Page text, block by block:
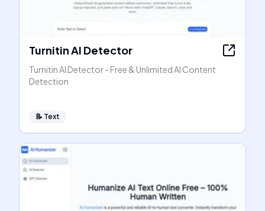
Turnitin AI Detector
Turnitin AI Detector - Free & Unlimited AI Content
Detection
📝 Text